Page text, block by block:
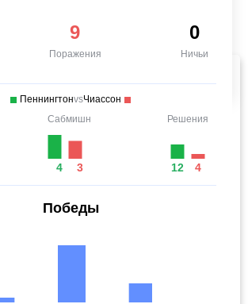
9
Поражения
0
Ничьи
ПеннингтонvsЧиассон
Сабмишн
4 3
Решения
12 4
Победы